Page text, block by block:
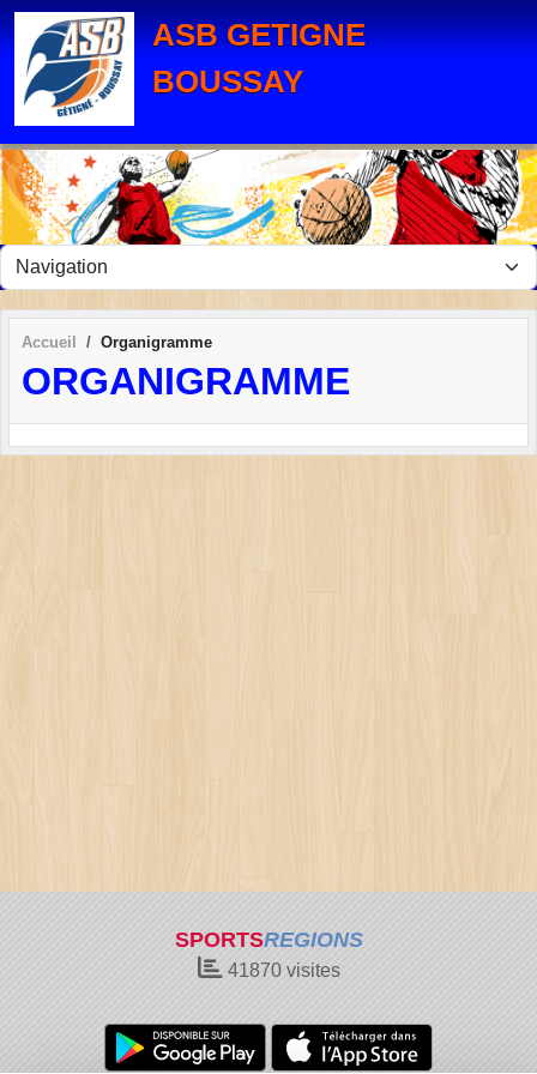
ASB GETIGNE
BOUSSAY
Accueil Organigramme
ORGANIGRAMME
SPORTSREGIONS
41870visites
Panneau de gestion des cookies